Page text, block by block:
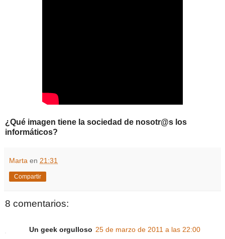
¿Qué imagen tiene la sociedad de nosotr@s los
informáticos?
Marta en 21:31
Compartir
8 comentarios:
Un geek orgulloso 25 de marzo de 2011 a las 22:00